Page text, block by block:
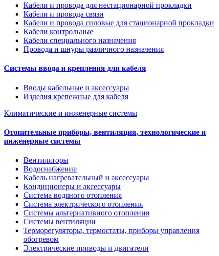
Кабели и провода для нестационарной прокладки
Кабели и провода связи
Кабели и провода силовые для стационарной прокладки
Кабели контрольные
Кабели специального назначения
Провода и шнуры различного назначения
Системы ввода и крепления для кабеля
Вводы кабельные и аксессуары
Изделия крепежные для кабеля
Климатические и инженерные системы
Отопительные приборы, вентиляция, технологические и
инженерные системы
Вентиляторы
Водоснабжение
Кабель нагревательный и аксессуары
Кондиционеры и аксессуары
Система водяного отопления
Система электрического отопления
Системы альтернативного отопления
Системы вентиляции
Терморегуляторы, термостаты, приборы управления
обогревом
Электрические приводы и двигатели